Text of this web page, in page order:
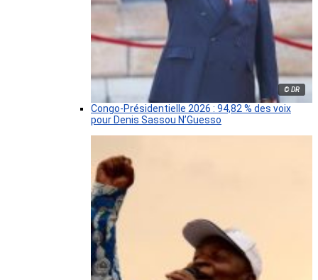
© DR
Congo-Présidentielle 2026 : 94,82 % des voix
pour Denis Sassou N’Guesso